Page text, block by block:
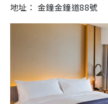
地址： 金鐘金鐘道88號